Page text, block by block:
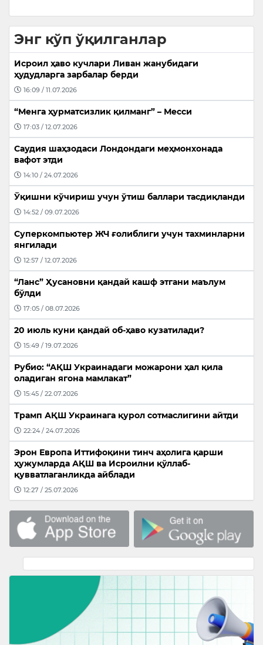
Энг кўп ўқилганлар
Исроил ҳаво кучлари Ливан жанубидаги
ҳудудларга зарбалар берди
16:09 / 11.07.2026
“Менга ҳурматсизлик қилманг” – Месси
17:03 / 12.07.2026
Саудия шаҳзодаси Лондондаги меҳмонхонада
вафот этди
14:10 / 24.07.2026
Ўқишни кўчириш учун ўтиш баллари тасдиқланди
14:52 / 09.07.2026
Суперкомпьютер ЖЧ ғолиблиги учун тахминларни
янгилади
12:57 / 12.07.2026
“Ланс” Ҳусановни қандай кашф этгани маълум
бўлди
17:05 / 08.07.2026
20 июль куни қандай об-ҳаво кузатилади?
15:49 / 19.07.2026
Рубио: “АҚШ Украинадаги можарони ҳал қила
оладиган ягона мамлакат”
15:45 / 22.07.2026
Трамп АҚШ Украинага қурол сотмаслигини айтди
22:24 / 24.07.2026
Эрон Европа Иттифоқини тинч аҳолига қарши
ҳужумларда АҚШ ва Исроилни қўллаб-
қувватлаганликда айблади
12:27 / 25.07.2026